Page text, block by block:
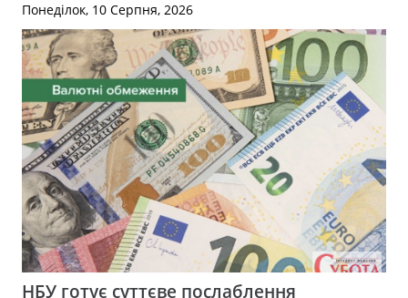
Понеділок, 10 Серпня, 2026
НБУ готує суттєве послаблення